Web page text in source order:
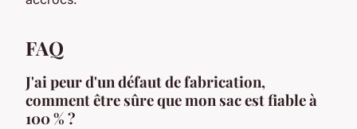
FAQ
J'ai peur d'un défaut de fabrication,
comment être sûre que mon sac est fiable à
100 % ?